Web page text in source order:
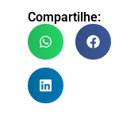
Compartilhe: